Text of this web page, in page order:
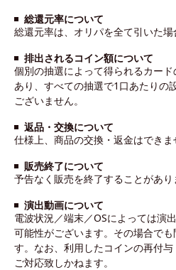
総還元率について
総還元率は、オリパを全て引いた場
排出されるコイン額について
個別の抽選によって得られるカー
あり、すべての抽選で1口あたりの
ございません。
返品・交換について
仕様上、商品の交換・返金はできま
販売終了について
予告なく販売を終了することがあり
演出動画について
電波状況／端末／OSによっては演
可能性がございます。その場合で
す。なお、利用したコインの再付
ご対応致しかねます。